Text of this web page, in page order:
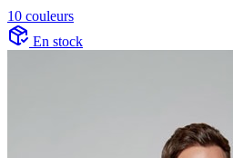
10 couleurs
En stock